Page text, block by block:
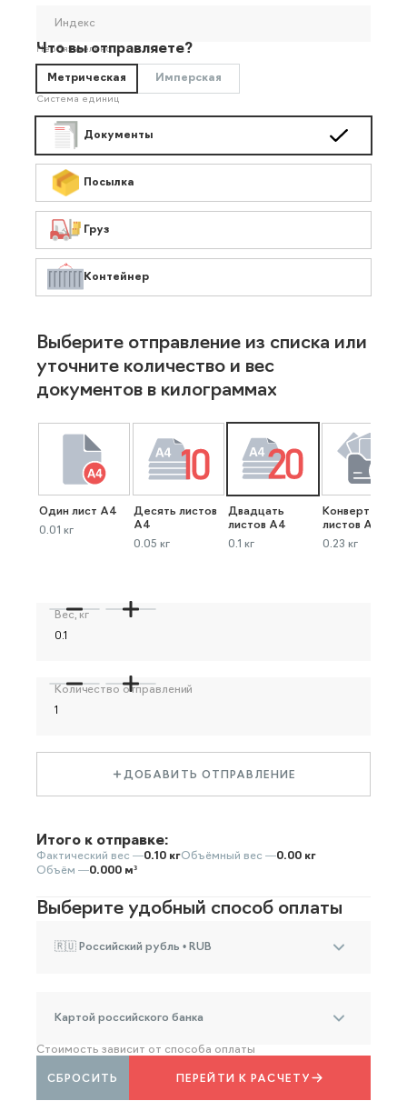
Индекс
Необязательно
Что вы отправляете?
Метрическая Имперская
Система единиц
Документы
Посылка
Груз
Контейнер
Выберите отправление из списка или
уточните количество и вес
документов в килограммах
Один лист А4
0.01 кг
Десять листов
А4
0.05 кг
Двадцать
листов А4
0.1 кг
Конверт до 40
листов А4
0.23 кг
Вес, кг
Количество отправлений
ДОБАВИТЬ ОТПРАВЛЕНИЕ
Итого к отправке:
Фактический вес —0.10 кгОбъёмный вес —0.00 кг
Объём —0.000 м³
Выберите удобный способ оплаты
🇷🇺 Российский рубль • RUB
Картой российского банка
Стоимость зависит от способа оплаты
ПЕРЕЙТИ К РАСЧЕТУ
СБРОСИТЬ